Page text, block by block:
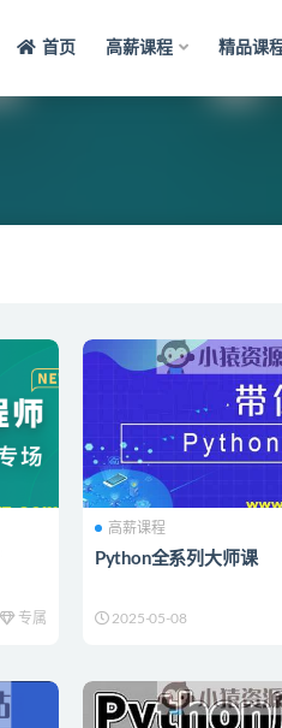
首页 高薪课程 精品课
专属
高薪课程
Python全系列大师课
2025-05-08